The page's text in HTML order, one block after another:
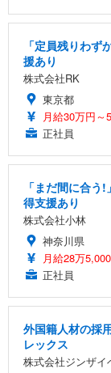
「定員残りわ
援あり
株式会社RK
東京都
月給30万円～
正社員
「まだ間に合
得支援あり
株式会社小林
神奈川県
月給28万
正社員
外国籍人材の採
レックス
株式会社ジンザイ